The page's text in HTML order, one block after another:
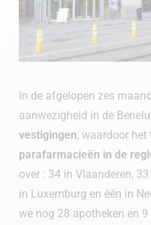
In de afgelopen zes
aanwezigheid in de
vestigingen, waardoor het
parafarmacieën in de
over : 34 in Vlaanderen,
in Luxemburg en één in
we nog 28 apotheken en